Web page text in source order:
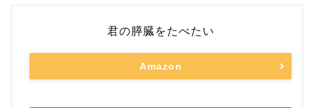
君の膵臓をたべたい
Amazon